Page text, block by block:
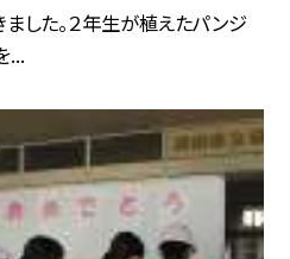
した。２年生が植えたパンジ
...